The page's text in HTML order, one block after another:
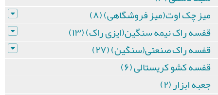
میز چک اوت(میز فروشگاهی) (۸)
قفسه راک نیمه سنگین(ایزی راک) (۱۳)
قفسه راک صنعتی(سنگین) (۲۷)
قفسه کشو کریستالی (۶)
جعبه ابزار (۲)